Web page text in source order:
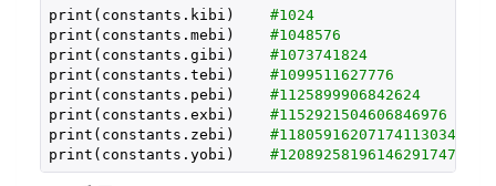
print(constants.kibi) #1024
print(constants.mebi) #1048576
print(constants.gibi) #1073741824
print(constants.tebi) #1099511627776
print(constants.pebi) #1125899906842624
print(constants.exbi) #1152921504606846976
print(constants.zebi) #1180591620717411303424
print(constants.yobi)